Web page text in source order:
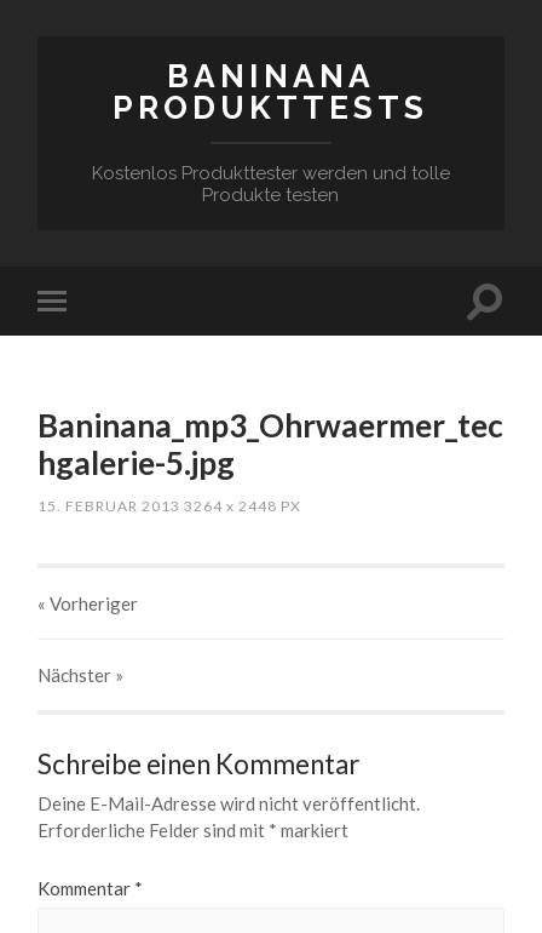
BANINANA
PRODUKTTESTS
Kostenlos Produkttester werden und tolle
Produkte testen
Baninana_mp3_Ohrwaermer_tec
hgalerie-5.jpg
15. FEBRUAR 2013 3264x 2448 PX
« Vorheriger
Nächster »
Schreibe einen Kommentar
Deine E-Mail-Adresse wird nicht veröffentlicht.
Erforderliche Felder sind mit * markiert
Kommentar *